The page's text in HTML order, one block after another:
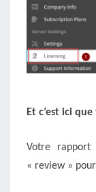
Et c’est ici
Votre rapport
« review »